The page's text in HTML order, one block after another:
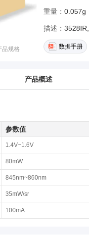
品规格
重量： 0.057g
描述：
数据手册
产品概述
参数值
1.4V~1.6V
80mW
845nm~860nm
35mW/sr
100mA